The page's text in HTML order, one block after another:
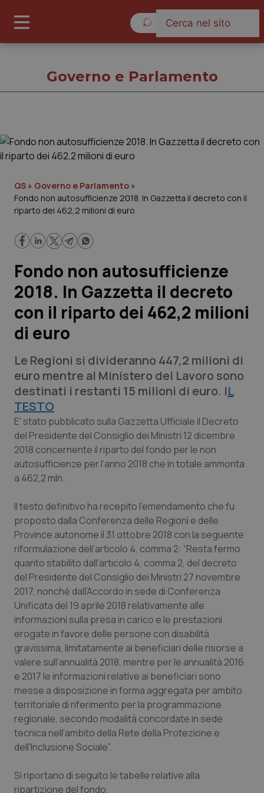
Governo e Parlamento
Regioni e Asl
Lavoro e Professioni
Scienza e Farmaci
Studi e Analisi
Lettere al direttore
Edizioni Regionali
QS Pro
Professionisti Sanitari.AI
Abruzzo
Basilicata
Calabria
Campania
Emilia-Romagna
Friuli Venezia Giulia
Lazio
Liguria
Lombardia
Marche
Molise
QS Pro Gold
Artrite & artrosi
Asma & BPCO
Car-T
Colesterolo & coronaropatie
Dermatite Atopica
Diabete & glucometri
Disturbi dell’umore
Dolore
Donna & Salute
Epatiti
QS Club Newsletter
Governo e Parlamento
QS » Governo e Parlamento »
Fondo non autosufficienze 2018. In Gazzetta il decreto con il
riparto dei 462,2 milioni di euro
Fondo non autosufficienze
2018. In Gazzetta il decreto
con il riparto dei 462,2 milioni
di euro
Le Regioni si divideranno 447,2 milioni di
euro mentre al Ministero del Lavoro sono
destinati i restanti 15 milioni di euro. IL
TESTO
E' stato pubblicato sulla Gazzetta Ufficiale il Decreto
del Presidente del Consiglio dei Ministri 12 dicembre
2018 concernente il riparto del fondo per le non
autosufficienze per l’anno 2018 che in totale ammonta
a 462,2 mln.
Il testo definitivo ha recepito l’emendamento che fu
proposto dalla Conferenza delle Regioni e delle
Province autonome il 31 ottobre 2018 con la seguente
riformulazione dell’articolo 4, comma 2: “Resta fermo
quanto stabilito dall’articolo 4, comma 2, del decreto
del Presidente del Consiglio dei Ministri 27 novembre
2017, nonché dall’Accordo in sede di Conferenza
Unificata del 19 aprile 2018 relativamente alle
informazioni sulla presa in carico e le prestazioni
erogate in favore delle persone con disabilità
gravissima, limitatamente ai beneficiari delle risorse a
valere sull’annualità 2018, mentre per le annualità 2016
e 2017 le informazioni relative ai beneficiari sono
messe a disposizione in forma aggregata per ambito
territoriale di riferimento per la programmazione
regionale, secondo modalità concordate in sede
tecnica nell'ambito della Rete della Protezione e
dell'Inclusione Sociale”.
Si riportano di seguito le tabelle relative alla
ripartizione del fondo.